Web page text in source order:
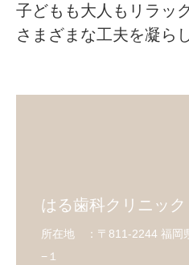
子どもも大人もリラッ
さまざまな工夫を凝ら
はる歯科クリニック
所在地 ：〒811-2244 福岡
−１